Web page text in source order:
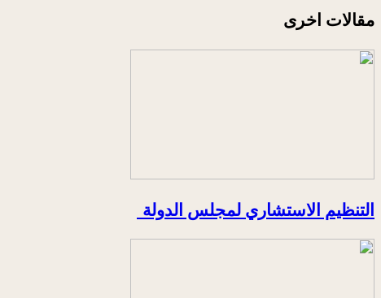
مقالات اخرى
التنظيم الاستشاري لمجلس الدولة